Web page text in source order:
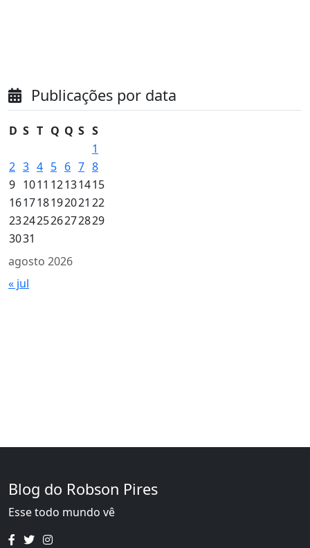
Publicações por data
agosto 2026
D S T Q Q S S
1
2 3 4 5 6 7 8
9 1011 12131415
161718192021 22
23242526272829
3031
« jul
Blog do Robson Pires
Esse todo mundo vê